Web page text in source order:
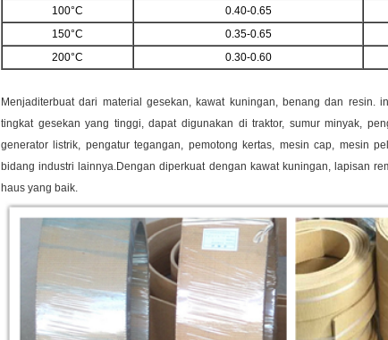
100°C
0.40-0.65
150°C
0.35-0.65
200°C
0.30-0.60
Menjaditerbuat dari material gesekan, kawat kuningan, benang dan resin.
tingkat gesekan yang tinggi, dapat digunakan di traktor, sumur minyak,
generator listrik, pengatur tegangan, pemotong kertas, mesin cap, mesin
bidang industri lainnya.Dengan diperkuat dengan kawat kuningan, lapisan
haus yang baik.